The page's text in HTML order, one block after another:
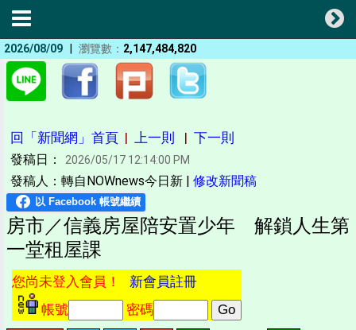
2026/08/09 | 瀏覽數： 2,147,484,820
回「新聞網」首頁 | 上一則 | 下一則
發稿日： 2026/05/17 12:14:00 PM
發稿人：轉自NOWnews今日新 | 修改新聞稿
房市／信義房屋陪安置少年 解鎖人生第
一堂租屋課
您尚未登入會員！ 新會員註冊
帳號
密碼